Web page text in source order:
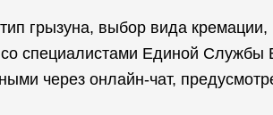
грызуна, выбор вида
со специалистами Единой
через онлайн-чат,